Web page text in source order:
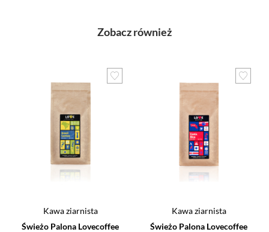
Zobacz również
Kawa ziarnista
Świeżo Palona Lovecoffee
Kawa ziarnista
Świeżo Palona Lovecoffee